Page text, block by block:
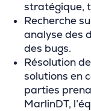
stratégique,
Recherche
analyse des
des bugs.
Résolution
solutions en
parties
MarlinDT,